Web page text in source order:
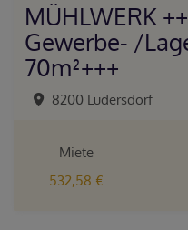
MÜHLWERK
Gewerbe- /
70m²+++
8200 Ludersdorf
Miete
532,58 €